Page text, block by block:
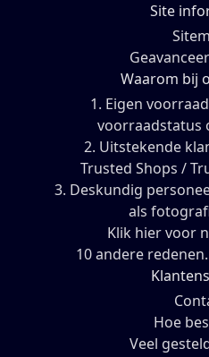
Site
Waarom bij
1. Eigen
voorraadstatus
2. Uitstekende
Trusted Shops /
3. Deskundig
als
Klik hier voor
10 andere
Hoe
Veel